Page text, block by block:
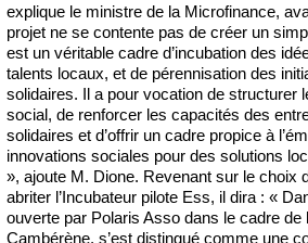
explique le ministre de la Microfinance,
projet ne se contente pas de créer un
est un véritable cadre d’incubation des
talents locaux, et de pérennisation des
solidaires. Il a pour vocation de structurer
social, de renforcer les capacités des
solidaires et d’offrir un cadre propice à
innovations sociales pour des solutions
», ajoute M. Dione. Revenant sur le choix
abriter l’Incubateur pilote Ess, il dira : «
ouverte par Polaris Asso dans le cadre de
Cambérène, s’est distingué comme une